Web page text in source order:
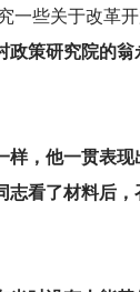
些关于改革开
策研究院的
样，他一贯表
看了材料后